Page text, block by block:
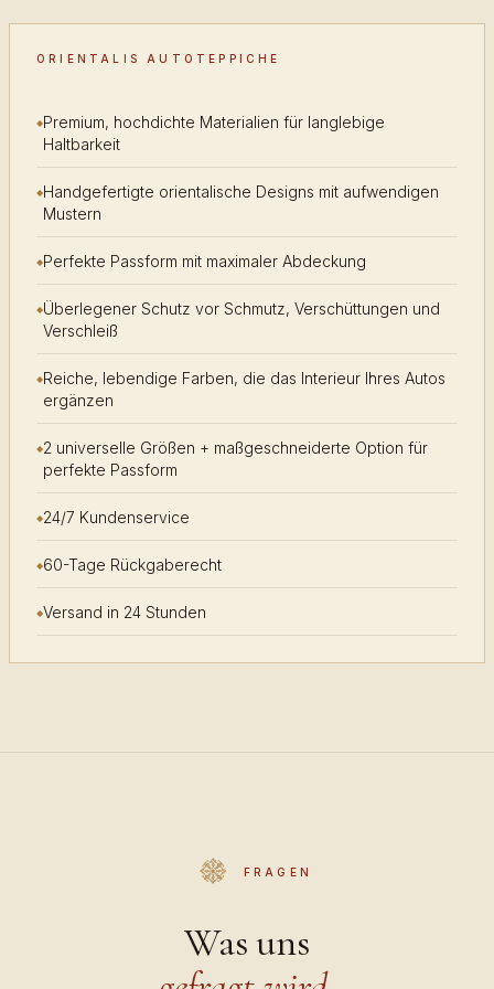
ORIENTALIS AUTOTEPPICHE
Premium, hochdichte Materialien für langlebige
Haltbarkeit
Handgefertigte orientalische Designs mit aufwendigen
Mustern
Perfekte Passform mit maximaler Abdeckung
Überlegener Schutz vor Schmutz, Verschüttungen und
Verschleiß
Reiche, lebendige Farben, die das Interieur Ihres Autos
ergänzen
2 universelle Größen + maßgeschneiderte Option für
perfekte Passform
24/7 Kundenservice
60-Tage Rückgaberecht
Versand in 24 Stunden
FRAGEN
Was uns